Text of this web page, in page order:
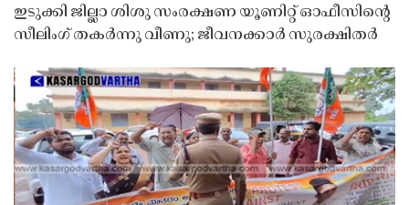
ഇടുക്കി ജില്ലാ ശിശു സംരക്ഷണ യൂണിറ്റ് ഓഫീസിൻ്റെ
സീലിംഗ് തകർന്നു വീണു; ജീവനക്കാർ സുരക്ഷിതർ